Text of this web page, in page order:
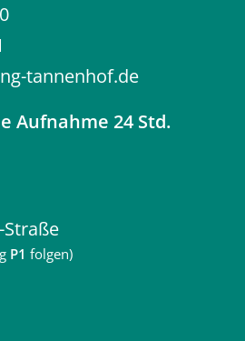
tannenhof.de
Aufnahme 24 Std.
P1 folgen)